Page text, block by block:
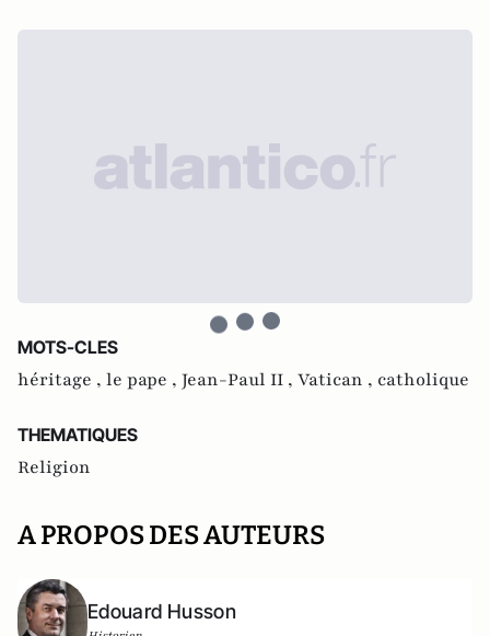
MOTS-CLES
héritage , le pape , Jean-Paul II , Vatican , catholique
THEMATIQUES
Religion
A PROPOS DES AUTEURS
Edouard Husson